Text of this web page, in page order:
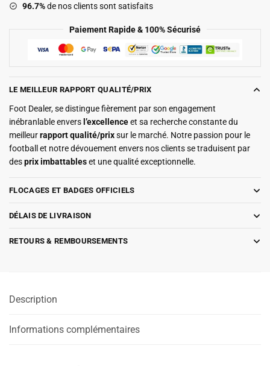
Longues
96.7%de nos clients sont satisfaits
Paiement Rapide & 100% Sécurisé
LE MEILLEUR RAPPORT QUALITÉ/PRIX
Foot Dealer, se distingue fièrement par son engagement
inébranlable envers l’excellenceet sa recherche constante du
meilleurrapport qualité/prixsur le marché. Notre passion pour le
football et notre dévouement envers nos clients se traduisent par
desprix imbattableset une qualité exceptionnelle.
FLOCAGES ET BADGES OFFICIELS
DÉLAIS DE LIVRAISON
RETOURS & REMBOURSEMENTS
Description
Informations complémentaires